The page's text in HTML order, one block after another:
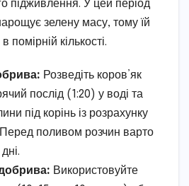
підживлення. У цей період
зелену масу, тому їй
помірній кількості.
Розведіть коров’як
послід (1:20) у воді та
під корінь із розрахунку
поливом розчин варто
Використовуйте